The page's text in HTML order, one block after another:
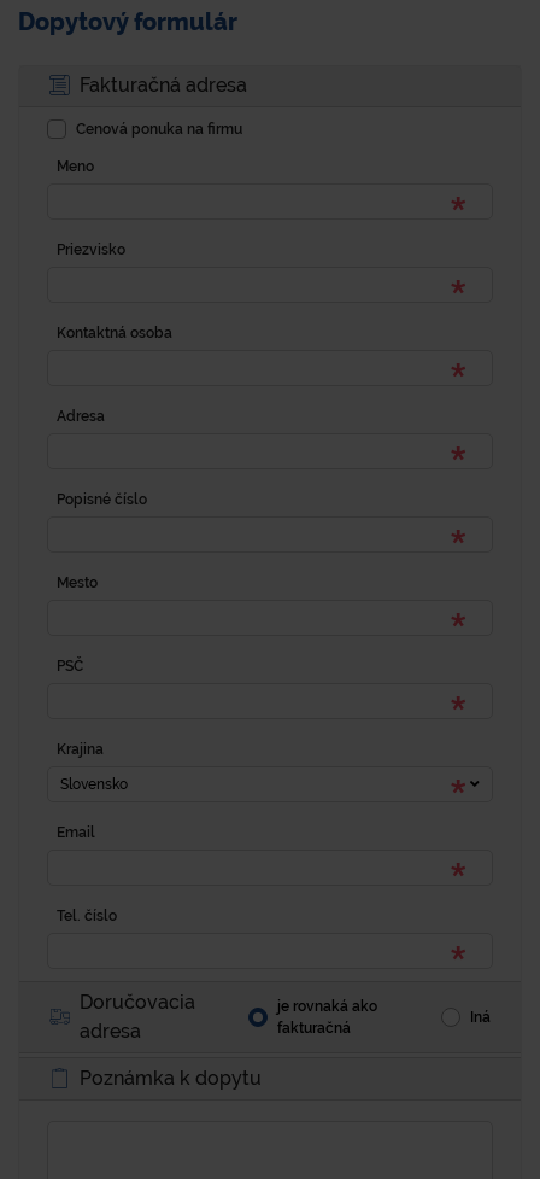
Dopytový formulár
Fakturačná adresa
Cenová ponuka na firmu
Meno
Priezvisko
Kontaktná osoba
Adresa
Popisné číslo
Mesto
PSČ
Krajina
Slovensko
Email
Tel. číslo
Doručovacia
adresa
je rovnaká ako
fakturačná
Iná
Poznámka k dopytu